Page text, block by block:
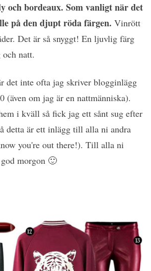
och bordeaux. Som vanligt när det
på den djupt röda färgen. Vinrött
Det är så snyggt! En ljuvlig färg
natt.
det inte ofta jag skriver blogginlägg
(även om jag är en nattmänniska).
i kväll så fick jag ett sånt sug efter
detta är ett inlägg till alla ni andra
you're out there!). Till alla ni
morgon 🙂